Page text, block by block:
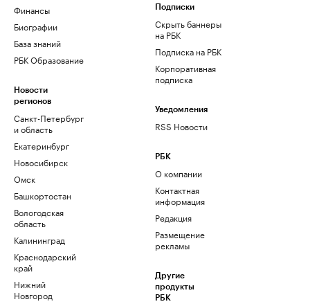
Финансы
Биографии
База знаний
РБК Образование
Новости
регионов
Санкт-Петербург
и область
Екатеринбург
Новосибирск
Омск
Башкортостан
Вологодская
область
Калининград
Краснодарский
край
Нижний
Новгород
Подписки
Скрыть баннеры
на РБК
Подписка на РБК
Корпоративная
подписка
Уведомления
RSS Новости
РБК
О компании
Контактная
информация
Редакция
Размещение
рекламы
Другие
продукты
РБК